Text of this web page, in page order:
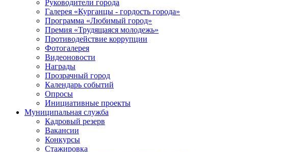
Руководители города
Галерея «Курганцы - гордость города»
Программа «Любимый город»
Премия «Трудящаяся молодежь»
Противодействие коррупции
Фотогалерея
Видеоновости
Награды
Прозрачный город
Календарь событий
Опросы
Инициативные проекты
Муниципальная служба
Кадровый резерв
Вакансии
Конкурсы
Стажировка